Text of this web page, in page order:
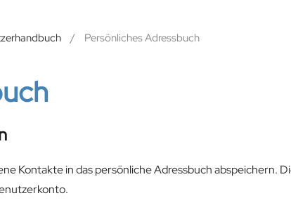
Persönliches Adressbuch
Kontakte in das persönliche Adressbuch abspeichern.